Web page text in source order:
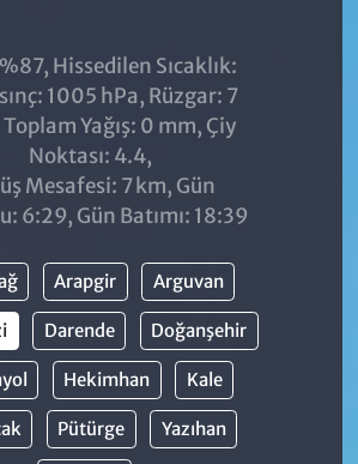
Hissedilen Sıcaklık:
1005 hPa, Rüzgar: 7
Yağış: 0 mm, Çiy
Noktası: 4.4,
Mesafesi: 7 km, Gün
6:29, Gün Batımı: 18:39
Arapgir Arguvan
Darende Doğanşehir
Hekimhan Kale
Pütürge Yazıhan